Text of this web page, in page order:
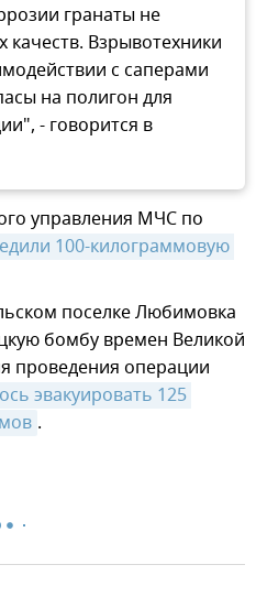
гранаты не
качеств. Взрывотехники
с саперами
на полигон для
- говорится в
управления МЧС по
100-килограммовую
поселке Любимовка
бомбу времен Великой
проведения операции
эвакуировать 125
.